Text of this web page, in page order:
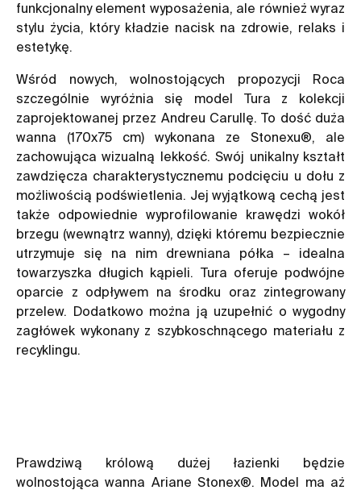
funkcjonalny element wyposażenia, ale również wyraz
stylu życia, który kładzie nacisk na zdrowie, relaks i
estetykę.
Wśród nowych, wolnostojących propozycji Roca
szczególnie wyróżnia się model Tura z kolekcji
zaprojektowanej przez Andreu Carullę. To dość duża
wanna (170x75 cm) wykonana ze Stonexu®, ale
zachowująca wizualną lekkość. Swój unikalny kształt
zawdzięcza charakterystycznemu podcięciu u dołu z
możliwością podświetlenia. Jej wyjątkową cechą jest
także odpowiednie wyprofilowanie krawędzi wokół
brzegu (wewnątrz wanny), dzięki któremu bezpiecznie
utrzymuje się na nim drewniana półka – idealna
towarzyszka długich kąpieli. Tura oferuje podwójne
oparcie z odpływem na środku oraz zintegrowany
przelew. Dodatkowo można ją uzupełnić o wygodny
zagłówek wykonany z szybkoschnącego materiału z
recyklingu.
Prawdziwą królową dużej łazienki będzie
wolnostojąca wanna Ariane Stonex®. Model ma aż